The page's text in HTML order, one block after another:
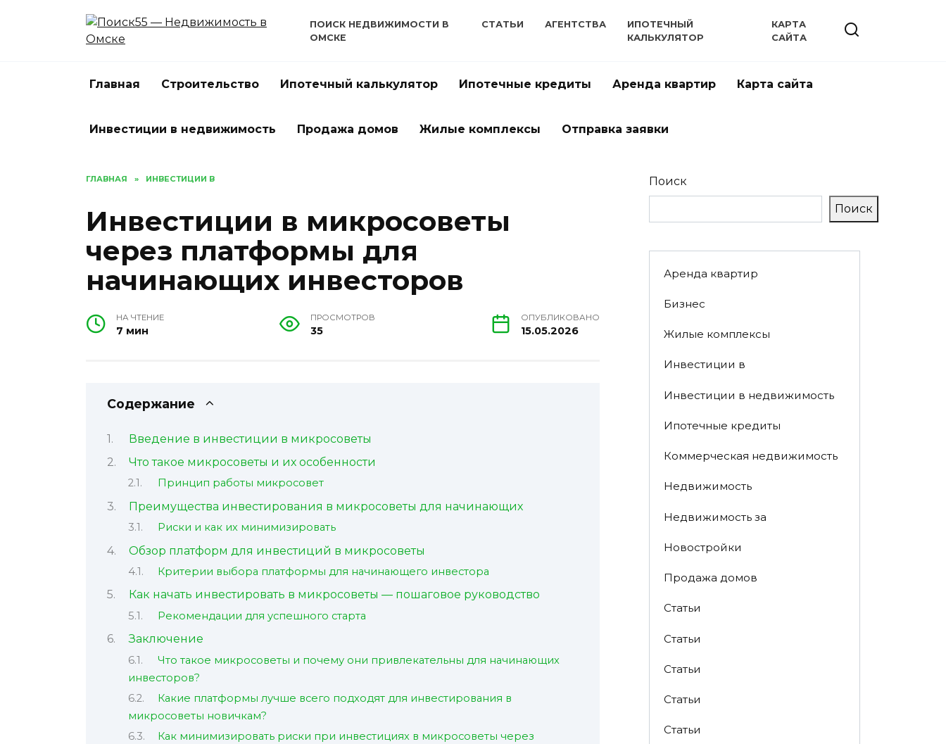
ПОИСК НЕДВИЖИМОСТИ В
ОМСКЕ
СТАТЬИ АГЕНТСТВА
ИПОТЕЧНЫЙ
КАЛЬКУЛЯТОР
КАРТА
САЙТА
Главная Строительство Ипотечный калькулятор Ипотечные кредиты Аренда квартир Карта сайта
Инвестиции в недвижимость Продажа домов Жилые комплексы Отправка заявки
ГЛАВНАЯ » ИНВЕСТИЦИИ В
Инвестиции в микросоветы
через платформы для
начинающих инвесторов
НА ЧТЕНИЕ
7 мин
ПРОСМОТРОВ
35
ОПУБЛИКОВАНО
15.05.2026
Содержание
Введение в инвестиции в микросоветы
Что такое микросоветы и их особенности
Принцип работы микросовет
Преимущества инвестирования в микросоветы для начинающих
Риски и как их минимизировать
Обзор платформ для инвестиций в микросоветы
Критерии выбора платформы для начинающего инвестора
Как начать инвестировать в микросоветы — пошаговое руководство
Рекомендации для успешного старта
Заключение
Что такое микросоветы и почему они привлекательны для начинающих
инвесторов?
Какие платформы лучше всего подходят для инвестирования в
микросоветы новичкам?
Как минимизировать риски при инвестициях в микросоветы через
Поиск
Поиск
Аренда квартир
Бизнес
Жилые комплексы
Инвестиции в
Инвестиции в недвижимость
Ипотечные кредиты
Коммерческая недвижимость
Недвижимость
Недвижимость за
Новостройки
Продажа домов
Статьи
Статьи
Статьи
Статьи
Статьи